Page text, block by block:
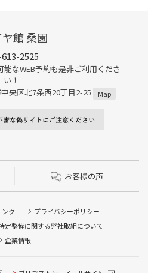
ヤ館 桑園
2525
なWEB予約も是非ご利用くださ
い！
央区北7条西20丁目2-25
Map
お客様の声
ンク
プライバシーポリシー
定整備に関する弊社取組について
企業情報